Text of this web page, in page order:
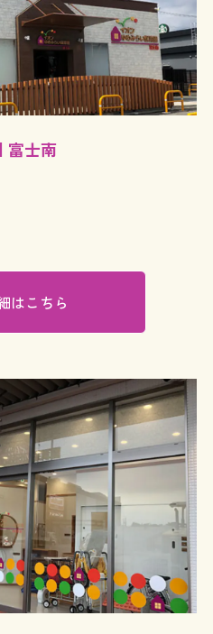
富士南
はこちら